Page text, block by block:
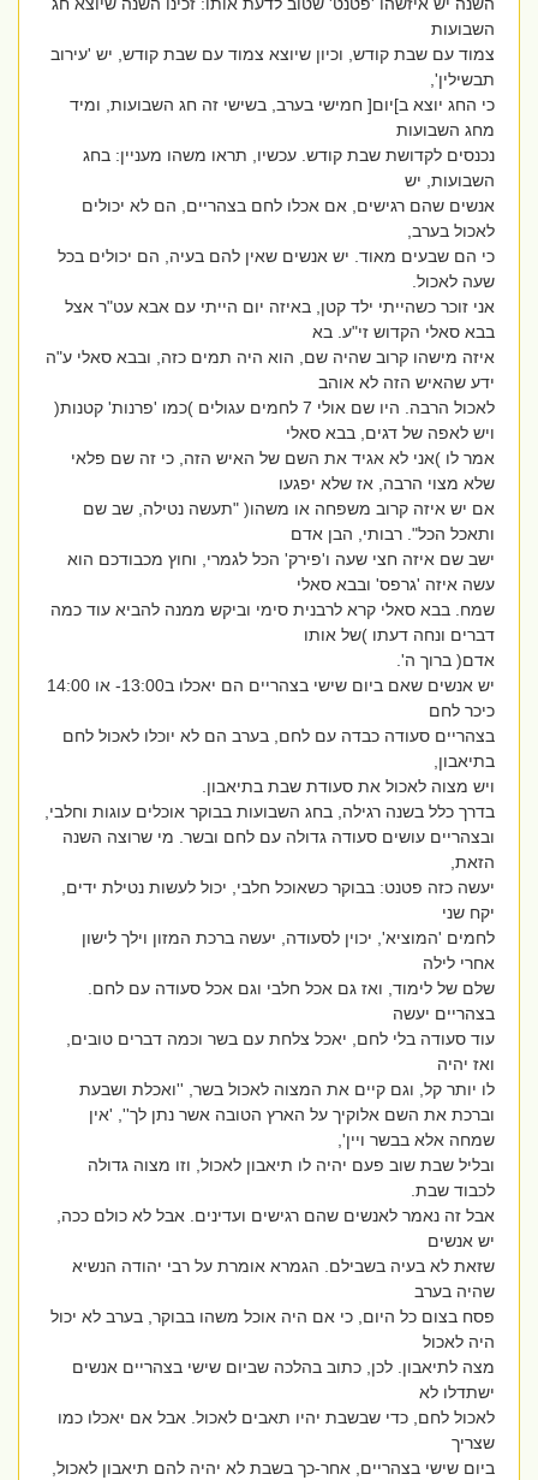
השבועות
צמוד עם שבת קודש, וכיון שיוצא צמוד עם שבת קודש, יש 'עירוב
תבשילין',
כי החג יוצא ב]יום[ חמישי בערב, בשישי זה חג השבועות, ומיד
מחג השבועות
נכנסים לקדושת שבת קודש. עכשיו, תראו משהו מעניין: בחג
השבועות, יש
אנשים שהם רגישים, אם אכלו לחם בצהריים, הם לא יכולים
לאכול בערב,
כי הם שבעים מאוד. יש אנשים שאין להם בעיה, הם יכולים בכל
שעה לאכול.
אני זוכר כשהייתי ילד קטן, באיזה יום הייתי עם אבא עט"ר אצל
בבא סאלי הקדוש זי"ע. בא
איזה מישהו קרוב שהיה שם, הוא היה תמים כזה, ובבא סאלי ע"ה
ידע שהאיש הזה לא אוהב
לאכול הרבה. היו שם אולי 7 לחמים עגולים )כמו 'פרנות' קטנות(
ויש לאפה של דגים, בבא סאלי
אמר לו )אני לא אגיד את השם של האיש הזה, כי זה שם פלאי
שלא מצוי הרבה, אז שלא יפגעו
אם יש איזה קרוב משפחה או משהו( "תעשה נטילה, שב שם
ותאכל הכל". רבותי, הבן אדם
ישב שם איזה חצי שעה ו'פירק' הכל לגמרי, וחוץ מכבודכם הוא
עשה איזה 'גרפס' ובבא סאלי
שמח. בבא סאלי קרא לרבנית סימי וביקש ממנה להביא עוד כמה
דברים ונחה דעתו )של אותו
אדם( ברוך ה'.
יש אנשים שאם ביום שישי בצהריים הם יאכלו ב13:00- או 14:00
כיכר לחם
בצהריים סעודה כבדה עם לחם, בערב הם לא יוכלו לאכול לחם
בתיאבון,
ויש מצוה לאכול את סעודת שבת בתיאבון.
בדרך כלל בשנה רגילה, בחג השבועות בבוקר אוכלים עוגות וחלבי,
ובצהריים עושים סעודה גדולה עם לחם ובשר. מי שרוצה השנה
הזאת,
יעשה כזה פטנט: בבוקר כשאוכל חלבי, יכול לעשות נטילת ידים,
יקח שני
לחמים 'המוציא', יכוין לסעודה, יעשה ברכת המזון וילך לישון
אחרי לילה
שלם של לימוד, ואז גם אכל חלבי וגם אכל סעודה עם לחם.
בצהריים יעשה
עוד סעודה בלי לחם, יאכל צלחת עם בשר וכמה דברים טובים,
ואז יהיה
לו יותר קל, וגם קיים את המצוה לאכול בשר, ''ואכלת ושבעת
וברכת את השם אלוקיך על הארץ הטובה אשר נתן לך'', 'אין
שמחה אלא בבשר ויין',
ובליל שבת שוב פעם יהיה לו תיאבון לאכול, וזו מצוה גדולה
לכבוד שבת.
אבל זה נאמר לאנשים שהם רגישים ועדינים. אבל לא כולם ככה,
יש אנשים
שזאת לא בעיה בשבילם. הגמרא אומרת על רבי יהודה הנשיא
שהיה בערב
פסח בצום כל היום, כי אם היה אוכל משהו בבוקר, בערב לא יכול
היה לאכול
מצה לתיאבון. לכן, כתוב בהלכה שביום שישי בצהריים אנשים
ישתדלו לא
לאכול לחם, כדי שבשבת יהיו תאבים לאכול. אבל אם יאכלו כמו
שצריך
ביום שישי בצהריים, אחר-כך בשבת לא יהיה להם תיאבון לאכול,